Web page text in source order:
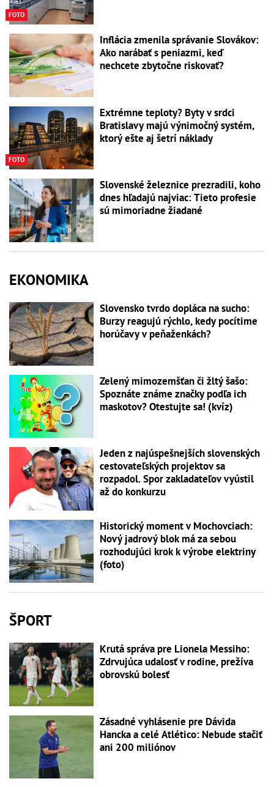
FOTO
Inflácia zmenila správanie Slovákov:
Ako narábať s peniazmi, keď
nechcete zbytočne riskovať?
FOTO
Extrémne teploty? Byty v srdci
Bratislavy majú výnimočný systém,
ktorý ešte aj šetrí náklady
Slovenské železnice prezradili, koho
dnes hľadajú najviac: Tieto profesie
sú mimoriadne žiadané
EKONOMIKA
Slovensko tvrdo dopláca na sucho:
Burzy reagujú rýchlo, kedy pocítime
horúčavy v peňaženkách?
Zelený mimozemšťan či žltý šašo:
Spoznáte známe značky podľa ich
maskotov? Otestujte sa! (kvíz)
Jeden z najúspešnejších slovenských
cestovateľských projektov sa
rozpadol. Spor zakladateľov vyústil
až do konkurzu
Historický moment v Mochovciach:
Nový jadrový blok má za sebou
rozhodujúci krok k výrobe elektriny
(foto)
ŠPORT
Krutá správa pre Lionela Messiho:
Zdrvujúca udalosť v rodine, prežíva
obrovskú bolesť
Zásadné vyhlásenie pre Dávida
Hancka a celé Atlético: Nebude stačiť
ani 200 miliónov